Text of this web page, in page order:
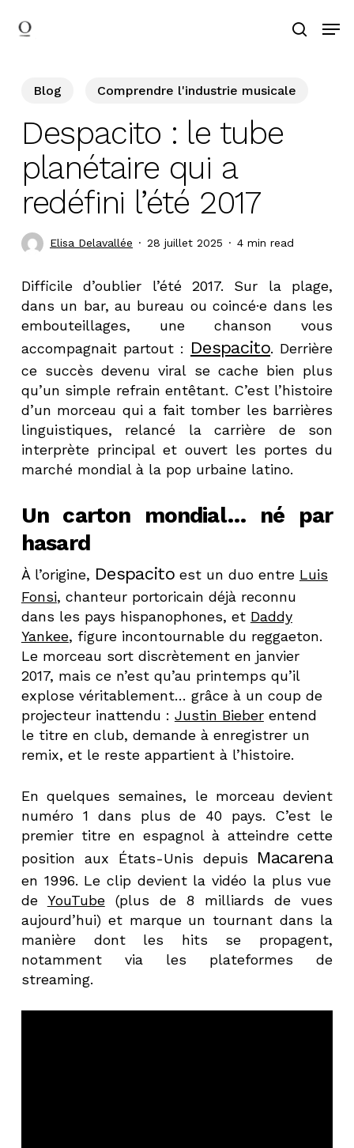
search
Blog Comprendre l'industrie musicale
Despacito : le tube
planétaire qui a
redéfini l’été 2017
Elisa Delavallée 28 juillet 2025 4 min read
Difficile d’oublier l’été 2017. Sur la plage,
dans un bar, au bureau ou coincé·e dans les
embouteillages, une chanson vous
accompagnait partout : Despacito. Derrière
ce succès devenu viral se cache bien plus
qu’un simple refrain entêtant. C’est l’histoire
d’un morceau qui a fait tomber les barrières
linguistiques, relancé la carrière de son
interprète principal et ouvert les portes du
marché mondial à la pop urbaine latino.
Un carton mondial… né par
hasard
À l’origine, Despacitoest un duo entre Luis
Fonsi, chanteur portoricain déjà reconnu
dans les pays hispanophones, et Daddy
Yankee, figure incontournable du reggaeton.
Le morceau sort discrètement en janvier
2017, mais ce n’est qu’au printemps qu’il
explose véritablement… grâce à un coup de
projecteur inattendu : Justin Bieberentend
le titre en club, demande à enregistrer un
remix, et le reste appartient à l’histoire.
En quelques semaines, le morceau devient
numéro 1 dans plus de 40 pays. C’est le
premier titre en espagnol à atteindre cette
position aux États-Unis depuis Macarena
en 1996. Le clip devient la vidéo la plus vue
de YouTube(plus de 8 milliards de vues
aujourd’hui) et marque un tournant dans la
manière dont les hits se propagent,
notamment via les plateformes de
streaming.